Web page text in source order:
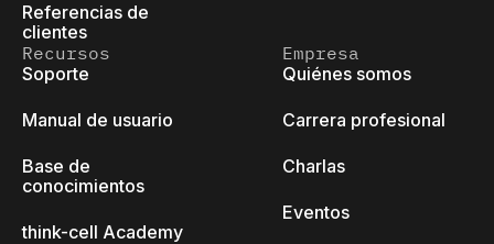
Referencias de
clientes
Recursos
Soporte
Manual de usuario
Base de
conocimientos
think-cell Academy
Empresa
Quiénes somos
Carrera profesional
Charlas
Eventos